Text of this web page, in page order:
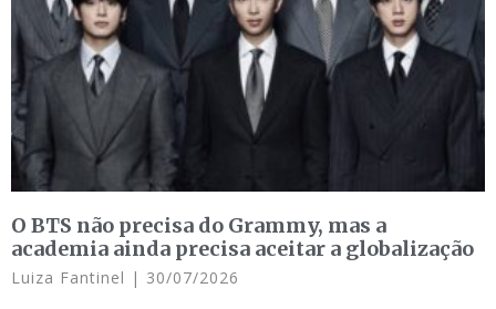
O BTS não precisa do Grammy, mas a
academia ainda precisa aceitar a globalização
Luiza Fantinel 30/07/2026